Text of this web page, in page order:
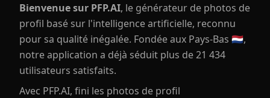
Bienvenue sur PFP.AI, le générateur de photos de
profil basé sur l'intelligence artificielle, reconnu
pour sa qualité inégalée. Fondée aux Pays-Bas 🇳🇱,
notre application a déjà séduit plus de 21 434
utilisateurs satisfaits.
Avec PFP.AI, fini les photos de profil